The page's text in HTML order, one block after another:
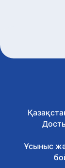
Ұсыныс